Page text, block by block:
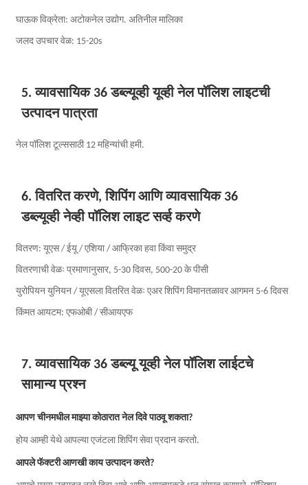
घाऊक विक्रेता: अटोकनेल उद्योग. अतिनील मालिका
जलद उपचार वेळ: 15-20s
5. व्यावसायिक 36 डब्ल्यूव्ही यूव्ही नेल पॉलिश लाइटची
उत्पादन पात्रता
नेल पॉलिश टूल्ससाठी 12 महिन्यांची हमी.
6. वितरित करणे, शिपिंग आणि व्यावसायिक 36
डब्ल्यूव्ही नेव्ही पॉलिश लाइट सर्व्ह करणे
वितरण: यूएस / ईयू / एशिया / आफ्रिका हवा किंवा समुद्र
वितरणाची वेळः प्रमाणानुसार, 5-30 दिवस, 500-20 के पीसी
युरोपियन युनियन / यूएसला वितरित वेळः एअर शिपिंग विमानतळावर आगमन 5-6 दिवस
किंमत आयटम: एफओबी / सीआयएफ
7. व्यावसायिक 36 डब्ल्यू यूव्ही नेल पॉलिश लाईटचे
सामान्य प्रश्न
आपण चीनमधील माझ्या कोठारात नेल दिवे पाठवू शकता?
होय आम्ही येथे आपल्या एजंटला शिपिंग सेवा प्रदान करतो.
आपले फॅक्टरी आणखी काय उत्पादन करते?